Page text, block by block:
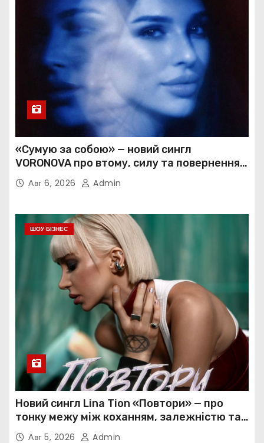
«Сумую за собою» — новий сингл
VORONOVA про втому, силу та повернення
до себе
Авг 6, 2026 Admin
ШОУ БІЗНЕС
Новий сингл Lina Tion «Повтори» — про
тонку межу між коханням, залежністю та
нав’язливою прив’язаністю
Авг 5, 2026 Admin